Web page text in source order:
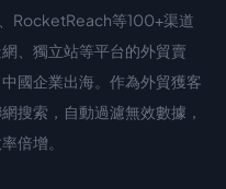
RocketReach等100+渠道
、獨立站等平台的外貿賣
國企業出海。作為外貿獲客
搜索，自動過濾無效數據，
倍增。